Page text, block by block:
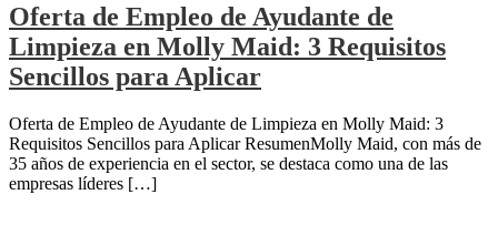
Oferta de Empleo de Ayudante de
Limpieza en Molly Maid: 3 Requisitos
Sencillos para Aplicar
Oferta de Empleo de Ayudante de Limpieza en Molly Maid: 3
Requisitos Sencillos para Aplicar ResumenMolly Maid, con más de
35 años de experiencia en el sector, se destaca como una de las
empresas líderes […]